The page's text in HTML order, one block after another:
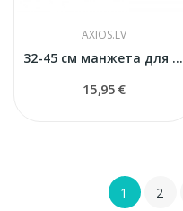
AXIOS.LV
32-45 см манжета для тонометра универсальная
15,95 €
1 2